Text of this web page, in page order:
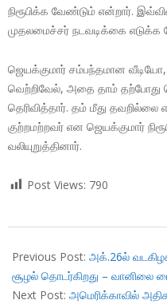
நிரூபிக்க வேண்டும் என்றார்.
முதலமைச்சர் நடவடிக்கை எடுக்க
ஜெயக்குமார் சம்பந்தமான வீடியோ,
வெற்றிவேல், அதை தாம் தற்போது
தெரிவித்தார். தம் மீது
குற்றமற்றவர் என ஜெயக்குமார்
வலியுறுத்தினார்.
Post Views: 790
10-
23
Previous Post: அக்.26ல்
சூழல் தொடர்கிறது – வானிலை
Next Post: அமெரிக்காவில்